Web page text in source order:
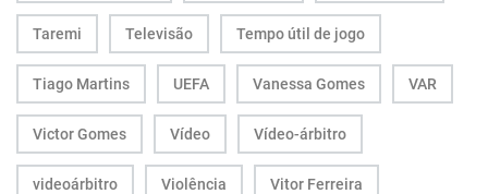
Taremi Televisão Tempo útil de jogo
Tiago Martins UEFA Vanessa Gomes VAR
Victor Gomes Vídeo Vídeo-árbitro
videoárbitro Violência Vitor Ferreira